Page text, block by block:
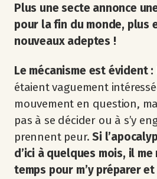
Plus une secte annonce
pour la fin du monde, plus
nouveaux adeptes !
Le mécanisme est évident :
étaient vaguement
mouvement en question,
pas à se décider ou à s’y
prennent peur.Si
d’ici à quelques mois, il
temps pour m’y préparer et